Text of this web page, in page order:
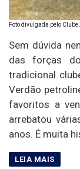
Foto divulgada pelo
Sem dúvida
das forças
tradicional
Verdão
favoritos a
arrebatou
anos. É muita